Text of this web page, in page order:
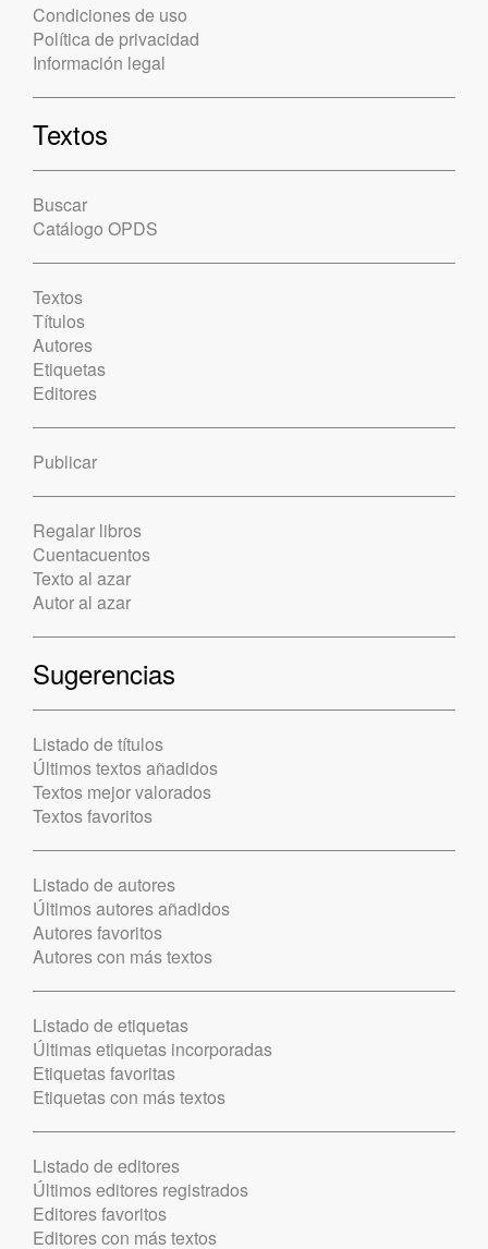
Condiciones de uso
Política de privacidad
Información legal
Textos
Buscar
Catálogo OPDS
Textos
Títulos
Autores
Etiquetas
Editores
Publicar
Regalar libros
Cuentacuentos
Texto al azar
Autor al azar
Sugerencias
Listado de títulos
Últimos textos añadidos
Textos mejor valorados
Textos favoritos
Listado de autores
Últimos autores añadidos
Autores favoritos
Autores con más textos
Listado de etiquetas
Últimas etiquetas incorporadas
Etiquetas favoritas
Etiquetas con más textos
Listado de editores
Últimos editores registrados
Editores favoritos
Editores con más textos